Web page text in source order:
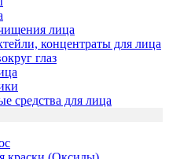
лица
концентраты для лица
глаз
средства для лица